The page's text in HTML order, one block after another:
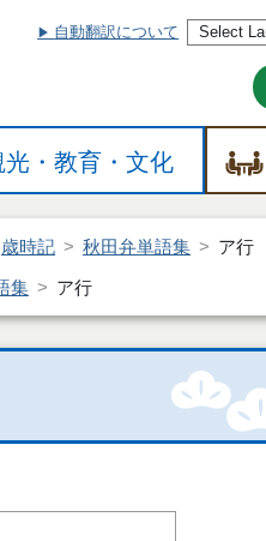
自動翻訳について
光・教育・文化
歳時記 秋田弁単語集 ア行
集 ア行